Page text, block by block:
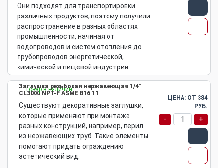
Они подходят для транспортировки
различных продуктов, поэтому получили
распространение в разных областях
промышленности, начиная от
водопроводов и систем отопления до
трубопроводов энергетической,
химической и пищевой индустрии.
Товар в наличии
Заглушка резьбовая нержавеющая 1/4"
CL3000 NPT-F ASME B16.11
Существуют декоративные заглушки,
которые применяют при монтаже
разных конструкций, например, перил
из нержавеющих труб. Такие элементы
помогают придать ограждению
эстетический вид.
ЦЕНА: ОТ 384
РУБ.
- +